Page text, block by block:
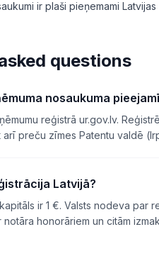
ir plaši pieņemami Latvijas
questions
nosaukuma
reģistrā ur.gov.lv.
preču zīmes Patentu valdē
Latvijā?
ir 1 €. Valsts nodeva
notāra honorāriem un citām